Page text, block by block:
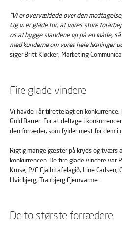
”Vi er overvældede over den
Og vi er glade for, at vores store
os at bygge standene op på en måde,
med kunderne om vores hele løsninger
siger Britt Kløcker, Marketing
Fire glade vindere
Vi havde i år tilrettelagt en
Guld Barrer. For at deltage i
den forræder, som fylder mest for dem i
Rigtig mange gæster på kryds og tværs
konkurrencen. De fire glade vindere var
Kruse, P/F Fjarhitafelagið, Line Carlsen,
Hvidbjerg, Tranbjerg Fjernvarme.
De to største forrædere